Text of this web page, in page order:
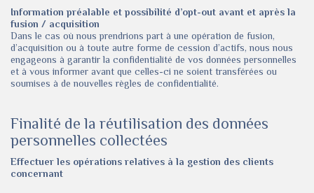
Information préalable et possibilité d’opt-out avant et après la
fusion / acquisition
Dans le cas où nous prendrions part à une opération de fusion,
d’acquisition ou à toute autre forme de cession d’actifs, nous nous
engageons à garantir la confidentialité de vos données personnelles
et à vous informer avant que celles-ci ne soient transférées ou
soumises à de nouvelles règles de confidentialité.
Finalité de la réutilisation des données
personnelles collectées
Effectuer les opérations relatives à la gestion des clients
concernant